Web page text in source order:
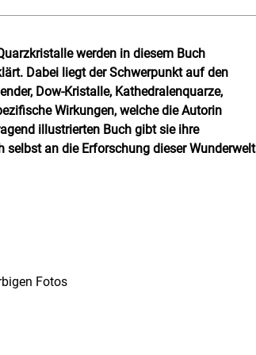
werden in diesem Buch
Dabei liegt der Schwerpunkt auf den
Dow-Kristalle, Kathedralenquarze,
Wirkungen, welche die Autorin
illustrierten Buch gibt sie ihre
an die Erforschung dieser Wunderwelt
Fotos